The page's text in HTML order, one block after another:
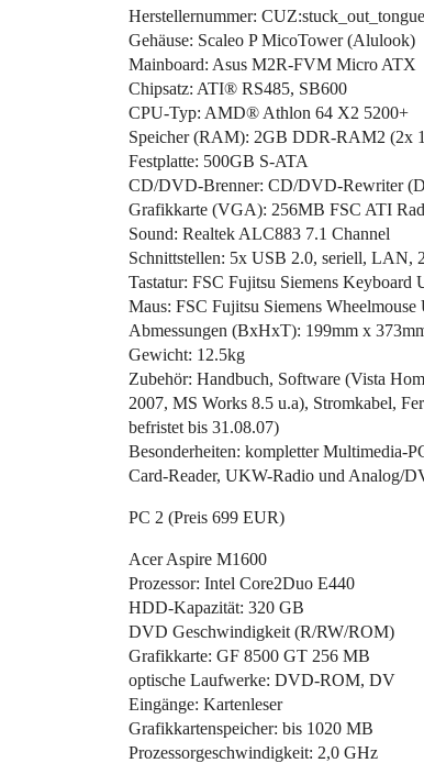
Herstellernummer:
Gehäuse: Scaleo P MicoTower (Alulook)
Mainboard: Asus M2R-FVM Micro ATX
Chipsatz: ATI® RS485, SB600
CPU-Typ: AMD® Athlon 64 X2 5200+
Speicher (RAM): 2GB DDR-RAM2 (2x
Festplatte: 500GB S-ATA
CD/DVD-Brenner: CD/DVD-Rewriter
Grafikkarte (VGA): 256MB FSC ATI
Sound: Realtek ALC883 7.1 Channel
Schnittstellen: 5x USB 2.0, seriell,
Tastatur: FSC Fujitsu Siemens Keyboard
Maus: FSC Fujitsu Siemens Wheelmouse
Abmessungen (BxHxT): 199mm x
Gewicht: 12.5kg
Zubehör: Handbuch, Software (Vista
2007, MS Works 8.5 u.a), Stromkabel,
befristet bis 31.08.07)
Besonderheiten: kompletter Multimedia-
Card-Reader, UKW-Radio und Analog/
PC 2 (Preis 699 EUR)
Acer Aspire M1600
Prozessor: Intel Core2Duo E440
HDD-Kapazität: 320 GB
DVD Geschwindigkeit (R/RW/ROM)
Grafikkarte: GF 8500 GT 256 MB
optische Laufwerke: DVD-ROM, DV
Eingänge: Kartenleser
Grafikkartenspeicher: bis 1020 MB
Prozessorgeschwindigkeit: 2,0 GHz